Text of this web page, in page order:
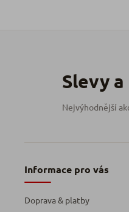
Informace pro vás
Doprava & platby